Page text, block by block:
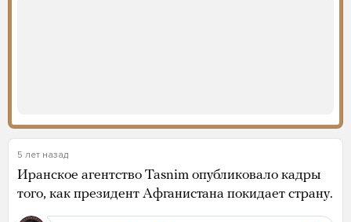
5 лет назад
Иранское агентство Tasnim опубликовало кадры
того, как президент Афганистана покидает страну.